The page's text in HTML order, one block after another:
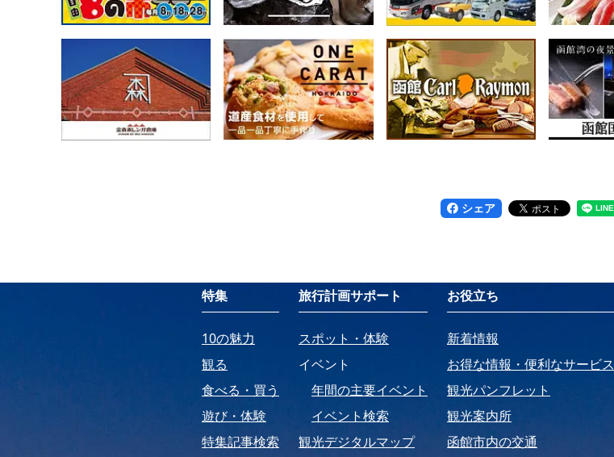
シェア
特集
10の魅力
観る
食べる・買う
遊び・体験
特集記事検索
旅行計画サポート
スポット・体験
イベント
年間の主要イベント
イベント検索
観光デジタルマップ
お役立ち
新着情報
お得な情報・便利なサービス
観光パンフレット
観光案内所
函館市内の交通